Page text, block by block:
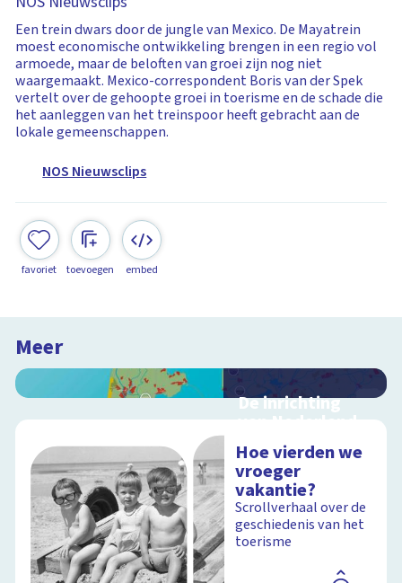
Een trein dwars door de jungle van Mexico. De Mayatrein
moest economische ontwikkeling brengen in een regio vol
armoede, maar de beloften van groei zijn nog niet
waargemaakt. Mexico-correspondent Boris van der Spek
vertelt over de gehoopte groei in toerisme en de schade die
het aanleggen van het treinspoor heeft gebracht aan de
lokale gemeenschappen.
NOS Nieuwsclips
favoriet toevoegen embed
Meer
De inrichting
van Nederland
schoolplaat over
ruimtelijke ordening
Hoe vierden we
vroeger
vakantie?
Scrollverhaal over de
geschiedenis van het
toerisme